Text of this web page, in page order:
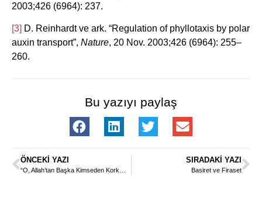
2003;426 (6964): 237.
[3] D. Reinhardt ve ark. “Regulation of phyllotaxis by polar
auxin transport”, Nature, 20 Nov. 2003;426 (6964): 255–
260.
Bu yazıyı paylaş
ÖNCEKI YAZI
“O, Allah’tan Başka Kimseden Korkmazdı”
SIRADAKI YAZI
Basiret ve Firaset